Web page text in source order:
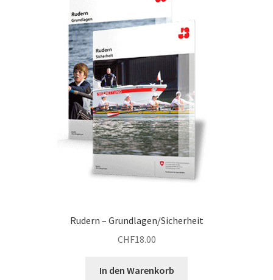
Rudern – Grundlagen/Sicherheit
CHF18.00
In den Warenkorb